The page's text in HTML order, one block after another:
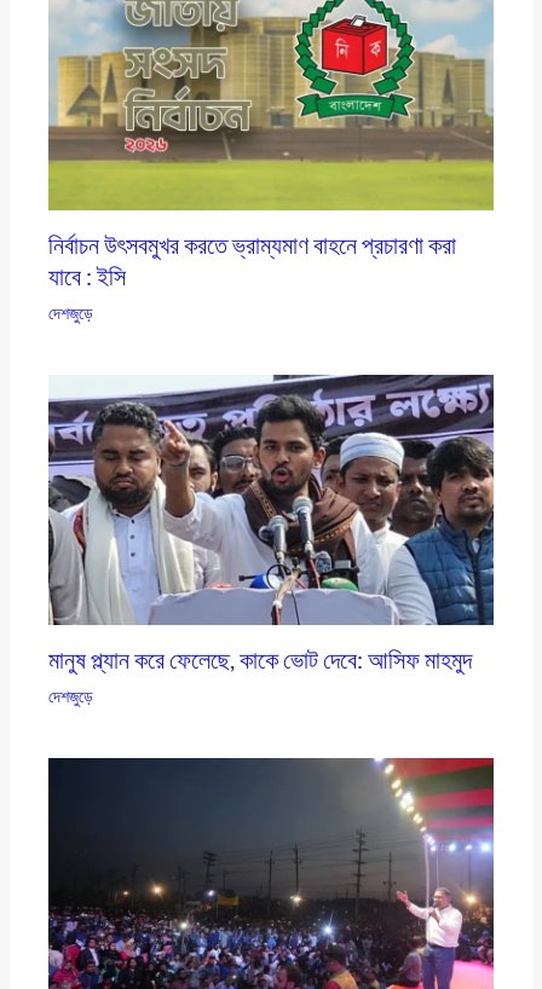
নির্বাচন উৎসবমুখর করতে ভ্রাম্যমাণ বাহনে প্রচারণা করা
যাবে : ইসি
দেশজুড়ে
মানুষ প্ল্যান করে ফেলেছে, কাকে ভোট দেবে: আসিফ মাহমুদ
দেশজুড়ে